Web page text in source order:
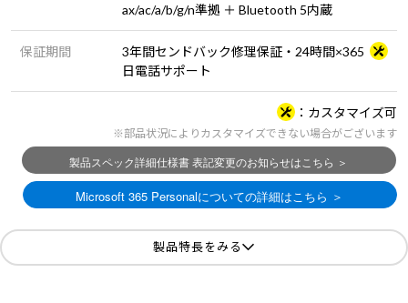
ax/ac/a/b/g/n準拠 ＋ Bluetooth 5内蔵
保証期間
3年間センドバック修理保証・24時間×365
日電話サポート
カスタマイズ可
※部品状況によりカスタマイズできない場合がございます
製品特長をみる